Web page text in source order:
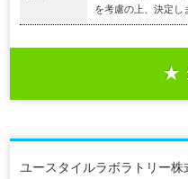
を考慮の上、決定し
ユースタイルラボラトリー株